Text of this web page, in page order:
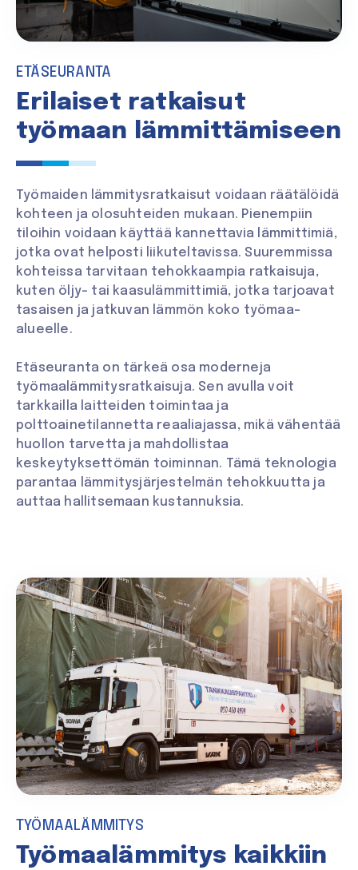
ETÄSEURANTA
Erilaiset ratkaisut
työmaan lämmittämiseen
Työmaiden lämmitysratkaisut voidaan räätälöidä
kohteen ja olosuhteiden mukaan. Pienempiin
tiloihin voidaan käyttää kannettavia lämmittimiä,
jotka ovat helposti liikuteltavissa. Suuremmissa
kohteissa tarvitaan tehokkaampia ratkaisuja,
kuten öljy- tai kaasulämmittimiä, jotka tarjoavat
tasaisen ja jatkuvan lämmön koko työmaa-
alueelle.
Etäseuranta on tärkeä osa moderneja
työmaalämmitysratkaisuja. Sen avulla voit
tarkkailla laitteiden toimintaa ja
polttoainetilannetta reaaliajassa, mikä vähentää
huollon tarvetta ja mahdollistaa
keskeytyksettömän toiminnan. Tämä teknologia
parantaa lämmitysjärjestelmän tehokkuutta ja
auttaa hallitsemaan kustannuksia.
TYÖMAALÄMMITYS
Työmaalämmitys kaikkiin